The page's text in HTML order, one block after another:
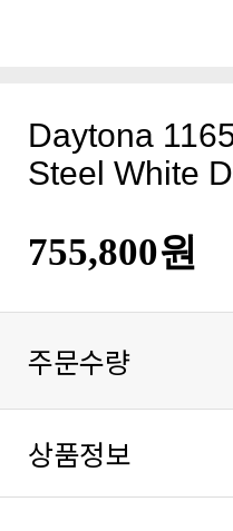
Steel White
755,800원
주문수량
상품정보